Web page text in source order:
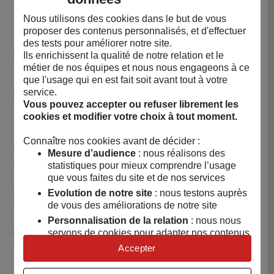
Le consommateur a également droit à une réduction du
prix du bien ou à la résolution du contrat lorsque le
défaut de conformité est si grave qu'il justifie que la
réduction du prix ou la résolution du contrat soit
immédiate. Le consommateur n'est alors pas tenu de
demander
la réparation ou le remplacement du bien au préalable.
si le défaut de conformité est mineur.
Toute période d'immobilisation du bien en vue de sa
réparation ou de son remplacement suspend la garantie
qui restait à courir jusqu'à la délivrance du bien remis en
état.
Les droits mentionnés ci-dessus résultent de l'application
des articles L.217-1 à L.217-32 du Code de la
consommation.
Le vendeur qui fait obstacle de mauvaise foi à la mise en
Nous utilisons des cookies dans le but de vous
proposer des contenus personnalisés, et d'effectuer
des tests pour améliorer notre site.
Ils enrichissent la qualité de notre relation et le
métier de nos équipes et nous nous engageons à ce
que l'usage qui en est fait soit avant tout à votre
service.
Vous pouvez accepter ou refuser librement les
cookies et modifier votre choix à tout moment.
Connaître nos cookies avant de décider :
Mesure d’audience: nous réalisons des
statistiques pour mieux comprendre l’usage
que vous faites du site et de nos services
Evolution de notre site: nous testons auprès
de vous des améliorations de notre site
Personnalisation de la relation : nous nous
servons de cookies pour adapter nos contenus
et personnaliser nos offres
Univers publicitaire: nous utilisons avec nos
Accepter